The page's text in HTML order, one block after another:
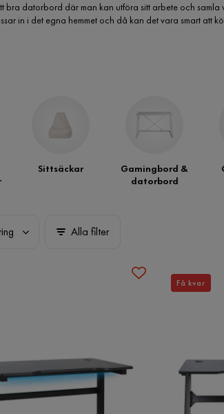
bra datorbord där man kan utföra sitt arbete och
in i det egna hemmet och då kan det vara smart att
ro kika på nya lösningar bekvämt från hemmet. Du
Sittsäckar
Gamingbord &
datorbord
Alla filter
Få kvar